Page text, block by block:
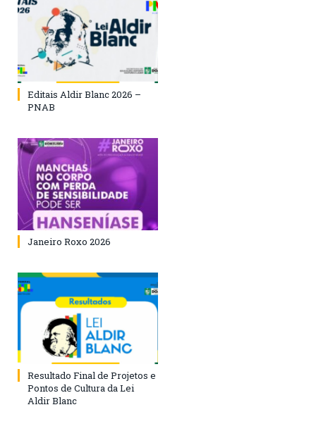
Editais Aldir Blanc 2026 –
PNAB
Janeiro Roxo 2026
Resultado Final de Projetos e
Pontos de Cultura da Lei
Aldir Blanc